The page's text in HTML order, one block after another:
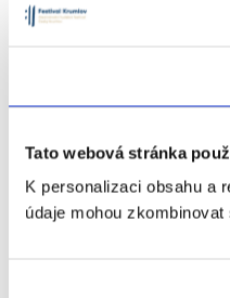
Tato webová stránka
K personalizaci obsahu a
údaje mohou